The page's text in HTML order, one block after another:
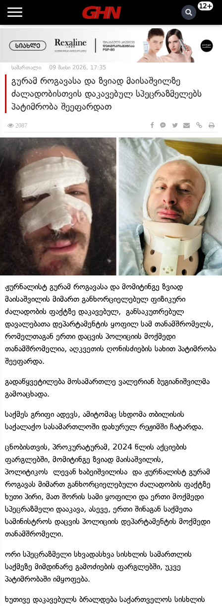
12+
სამართალი 09 მაისი 2026, 17:35
გურამ როგავასა და ზვიად მაისაშვილზე
ძალადობისთვის დაკავებულ სპეცრაზმელებს
პატიმრობა შეეფარდათ
2087
ჟურნალისტ გურამ როგავასა და მომიტინგე ზვიად
მაისაშვილის მიმართ განხორციელებულ ფიზიკური
ძალადობის ფაქტზე დაკავებულ, განსაკუთრებულ
დავალებათა დეპარტამენტის ყოფილ სამ თანამშრომელს,
რომელთაგან ერთი დაცვის პოლიციის მოქმედი
თანამშრომელია, აღკვეთის ღონისძიების სახით პატიმრობა
შეეფარდა.
გადაწყვეტილება მოსამართლე ვალერიან ბუგიანიშვილმა
გამოაცხადა.
საქმეს გრიფი ადევს, ამიტომაც სხდომა თბილისის
საქალაქო სასამართლოში დახურულ რეჟიმში ჩატარდა.
ცნობისთვის, პროკურატურამ, 2024 წლის აქციების
ფარგლებში, მომიტინგე ზვიად მაისაშვილის,
პოლიტიკოს ლევან ხაბეიშვილისა და ჟურნალისტ გურამ
როგავას მიმართ განხორციელებული ძალადობის ფაქტზე
ხუთი პირი, მათ შორის სამი ყოფილი და ერთი მოქმედი
სპეცრაზმელი დააკავა, ასევე, ერთი შინაგან საქმეთა
სამინისტროს დაცვის პოლიციის დეპარტამენტის მოქმედი
თანამშრომელი.
ორი სპეცრაზმელი სხვადასხვა სისხლის სამართლის
საქმეზე მიმდინარე გამოძიების ფარგლებში, უკვე
პატიმრობაში იმყოფება.
ხუთივე დაკავებულს ბრალდება საქართველოს სისხლის